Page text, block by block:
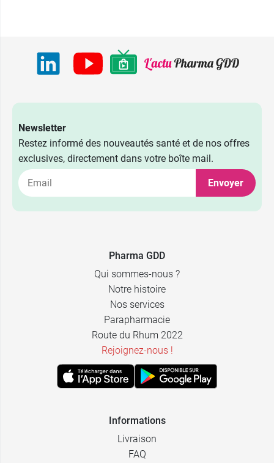
Newsletter
Restez informé des nouveautés santé et de nos offres
exclusives, directement dans votre boîte mail.
Envoyer
Pharma GDD
Qui sommes-nous ?
Notre histoire
Nos services
Parapharmacie
Route du Rhum 2022
Rejoignez-nous !
Informations
Livraison
FAQ